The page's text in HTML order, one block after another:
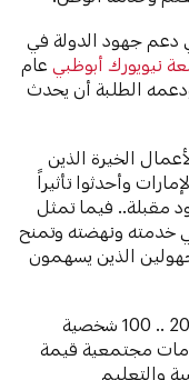
دعم جهود الدولة في
نيويورك أبوظبي عام
ودعمه الطلبة أن يحدث
الخيرة الذين
وأحدثوا تأثيراً
مقبلة.. فيما تمثل
خدمته ونهضته وتمنح
الذين يسهمون
ونالت الجائزة منذ انطلاقها خلال عام 2005 .. 100 شخصية
إسهامات مجتمعية قيمة
والتعليم